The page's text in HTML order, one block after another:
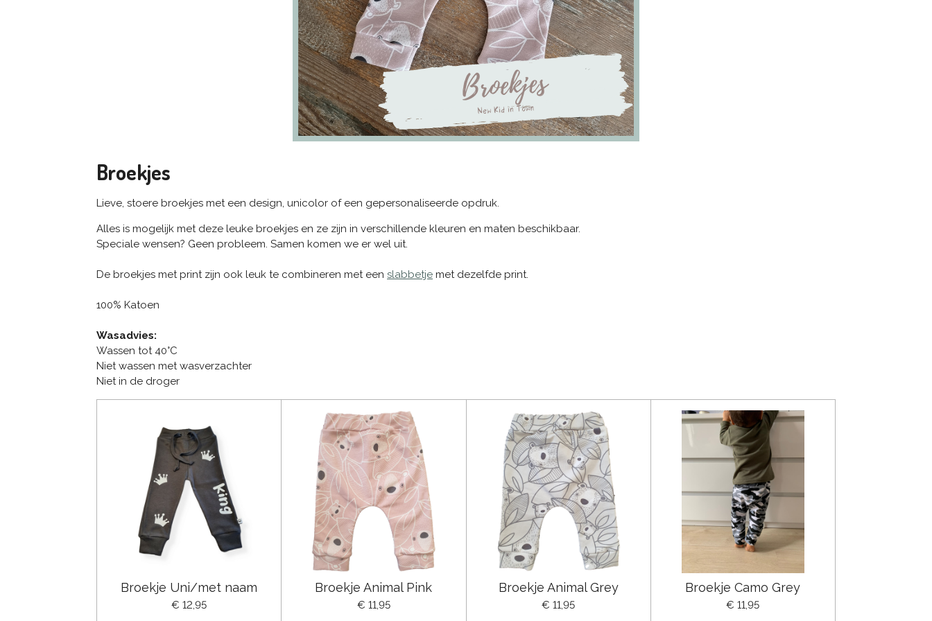
Broekjes
Lieve, stoere broekjes met een design, unicolor of een gepersonaliseerde opdruk.
Alles is mogelijk met deze leuke broekjes en ze zijn in verschillende kleuren en maten beschikbaar.
Speciale wensen? Geen probleem. Samen komen we er wel uit.
De broekjes met print zijn ook leuk te combineren met een slabbetje met dezelfde print.
100% Katoen
Wasadvies:
Wassen tot 40°C
Niet wassen met wasverzachter
Niet in de droger
Broekje Uni/met naam
€ 12,95
Broekje Animal Pink
€ 11,95
Broekje Animal Grey
€ 11,95
Broekje Camo Grey
€ 11,95